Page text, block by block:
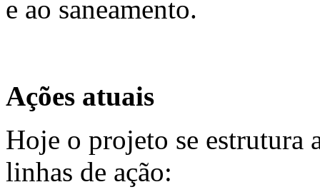
e ao saneamento.
Ações atuais
Hoje o projeto se estrutura
linhas de ação: